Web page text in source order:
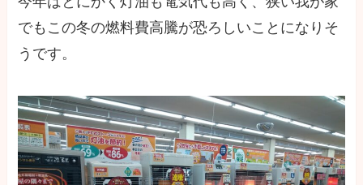
でもこの冬の燃料費高騰が恐ろしいことになりそ
うです。